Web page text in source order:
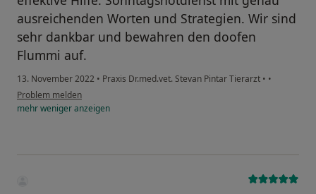
ausreichenden Worten und Strategien. Wir sind
sehr dankbar und bewahren den doofen
Flummi auf.
13. November 2022 • Praxis Dr.med.vet. Stevan Pintar Tierarzt • •
Problem melden
mehrwenigeranzeigen